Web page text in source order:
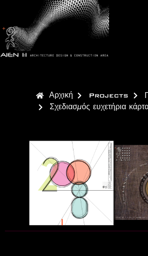
Αρχική Projects
Σχεδιασμός ευχετήρια